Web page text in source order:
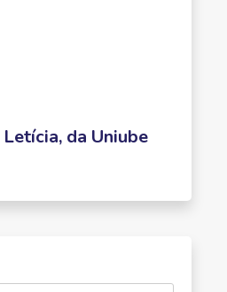
Letícia, da Uniube